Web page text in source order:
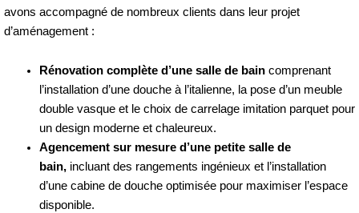
avons accompagné de nombreux clients dans leur projet
d’aménagement :
Rénovation complète d’une salle de baincomprenant
l’installation d’une douche à l’italienne, la pose d’un meuble
double vasque et le choix de carrelage imitation parquet pour
un design moderne et chaleureux.
Agencement sur mesure d’une petite salle de
bain,incluant des rangements ingénieux et l’installation
d’une cabine de douche optimisée pour maximiser l’espace
disponible.